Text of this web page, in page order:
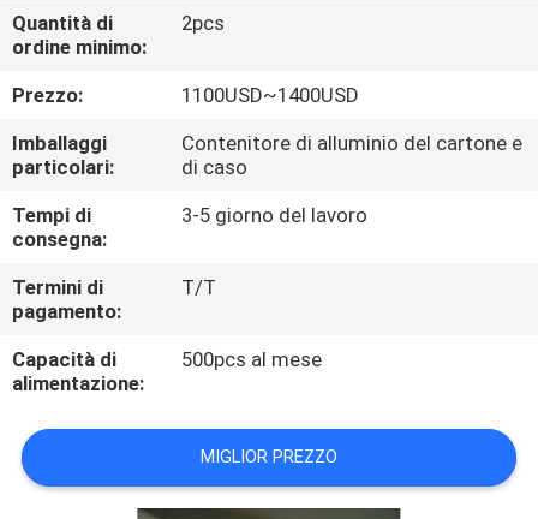
GIRO
DELLA
FABBRICA
CONTROLLO
DI
QUALITÀ
UNA
CITAZIONE
Quantità di
ordine minimo:
2pcs
Prezzo:
1100USD~1400USD
Imballaggi
particolari:
Contenitore di alluminio del cartone e
di caso
Tempi di
consegna:
3-5 giorno del lavoro
Termini di
pagamento:
T/T
Capacità di
alimentazione:
500pcs al mese
MIGLIOR PREZZO